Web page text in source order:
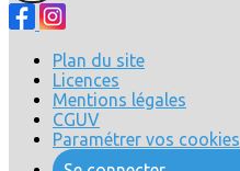
Plan du site
Licences
Mentions légales
CGUV
Paramétrer vos cookies